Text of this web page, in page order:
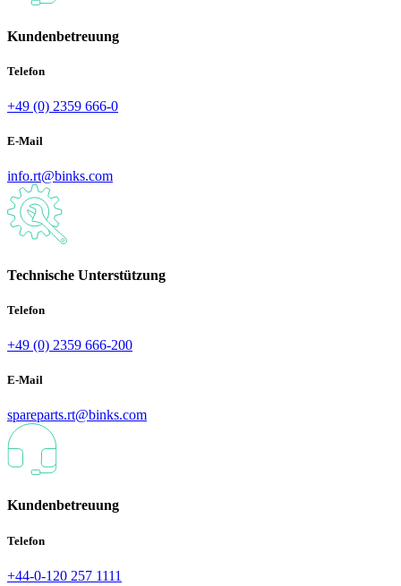
Kundenbetreuung
Telefon
+49 (0) 2359 666-0
E-Mail
info.rt@binks.com
Technische Unterstützung
Telefon
+49 (0) 2359 666-200
E-Mail
spareparts.rt@binks.com
Kundenbetreuung
Telefon
+44-0-120 257 1111